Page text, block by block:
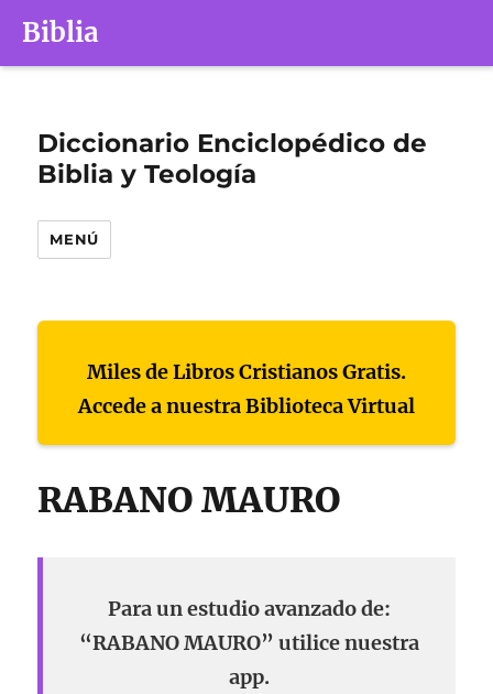
Biblia
Diccionario Enciclopédico de
Biblia y Teología
MENÚ
Miles de Libros Cristianos Gratis.
Accede a nuestra Biblioteca Virtual
RABANO MAURO
Para un estudio avanzado de:
“RABANO MAURO” utilice nuestra
app.